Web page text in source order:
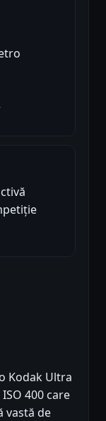
Kodak Ultra
400 care
vastă de